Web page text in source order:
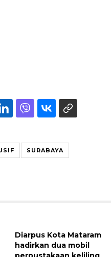
SURABAYA
Diarpus Kota Mataram
hadirkan dua mobil